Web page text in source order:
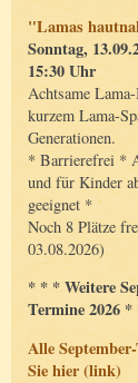
"Lamas
Sonntag,
15:30 Uhr
Achtsame
kurzem Lama-
Generationen.
* Barrierefrei *
und für Kinder
geeignet *
Noch 8 Plätze
03.08.2026)
* * * Weitere
Termine 2026
Alle
Sie hier (link)